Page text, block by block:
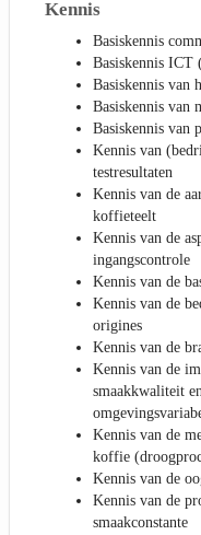
Kennis
Basiskennis
Basiskennis ICT
Basiskennis van
Basiskennis van
Basiskennis van
Kennis van
testresultaten
Kennis van de
koffieteelt
Kennis van de
ingangscontrole
Kennis van de
Kennis van de
origines
Kennis van de
Kennis van de
smaakkwaliteit
Kennis van de
koffie
Kennis van de
Kennis van de
smaakconstante